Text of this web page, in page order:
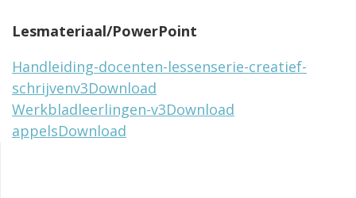
Lesmateriaal/PowerPoint
Handleiding-docenten-lessenserie-creatief-
schrijvenv3Download
Werkbladleerlingen-v3Download
appelsDownload